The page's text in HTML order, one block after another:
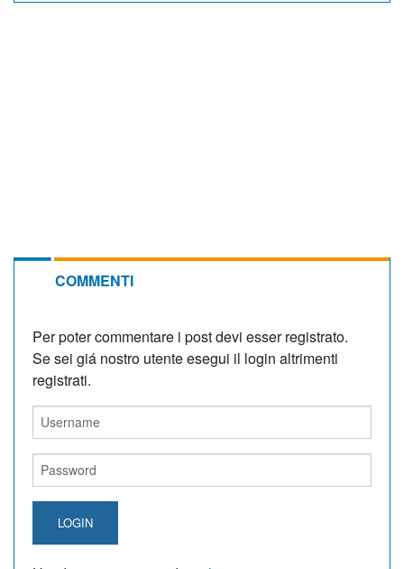
COMMENTI
Per poter commentare i post devi esser registrato.
Se sei giá nostro utente esegui il login altrimenti
registrati.
LOGIN